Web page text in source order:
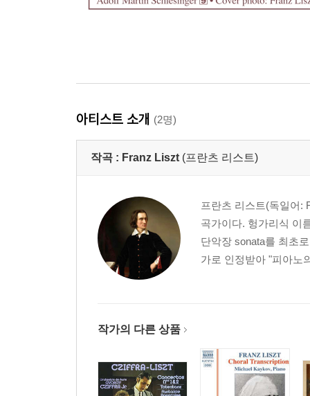
아티스트 소개 (2명)
작곡 : Franz Liszt (프란츠 리스트)
프란츠 리스트(독일어:
곡가이다. 헝가리식 이
단악장 sonata를 최초
가로 인정받아 "피아노
작가의 다른 상품